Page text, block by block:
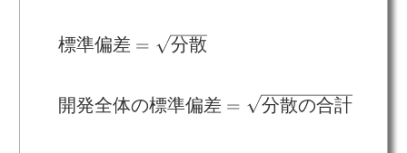
観値} – \text{楽観
\text{標準偏
散}}
標準偏差 = 分散
\text{開発全
開発全体の標準偏差 = 分散の合計